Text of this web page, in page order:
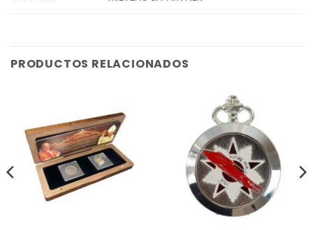
PRODUCTOS RELACIONADOS